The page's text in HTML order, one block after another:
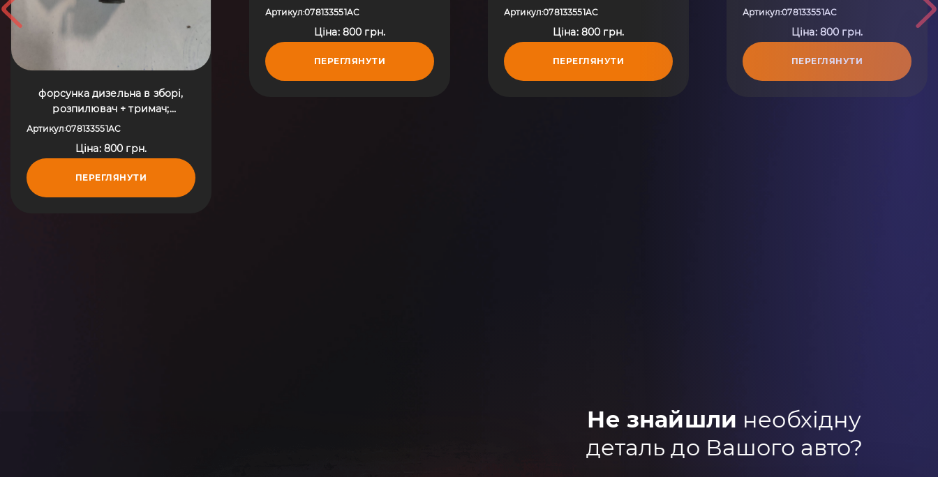
форсунка дизельна в зборі,
розпилювач + тримач;
форсунка інжектора; форсунки
(1997-2004) 078133551AC
Артикул:078133551AC
Ціна: 800 грн.
ПЕРЕГЛЯНУТИ
форсунка інжектора; форсунки
(1997-2004) 078133551AC
Артикул:078133551AC
Ціна: 800 грн.
ПЕРЕГЛЯНУТИ
2004) 078133551AC
Артикул:078133551AC
Ціна: 800 грн.
ПЕРЕГЛЯНУТИ
форсунка інжектора; форсунки
(1997-2004) 078133551AC
Артикул:078133551AC
Ціна: 800 грн.
ПЕРЕГЛЯНУТИ
Не знайшли необхідну
деталь до Вашого авто?